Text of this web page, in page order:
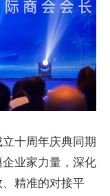
十周年庆典同期
业家力量，深化
精准的对接平